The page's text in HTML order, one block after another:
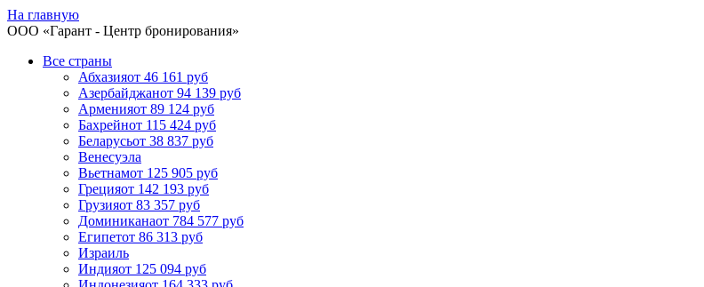
На главную
ООО «Гарант - Центр бронирования»
Все страны
Абхазияот 46 161 руб
Азербайджанот 94 139 руб
Арменияот 89 124 руб
Бахрейнот 115 424 руб
Беларусьот 38 837 руб
Венесуэла
Вьетнамот 125 905 руб
Грецияот 142 193 руб
Грузияот 83 357 руб
Доминиканаот 784 577 руб
Египетот 86 313 руб
Израиль
Индияот 125 094 руб